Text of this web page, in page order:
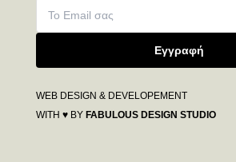
Εγγραφή
WEB DESIGN & DEVELOPEMENT
WITH ♥ BY FABULOUS DESIGN STUDIO